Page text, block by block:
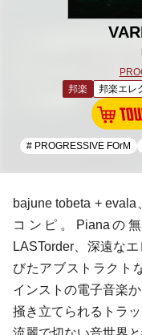
邦楽
邦楽エレ
# PROGRESSIVE FOrM
bajune tobeta + evala
コンピ。
Piana の
LASTorder 、深遠な
びたアブストラクト
インストの電子音楽
掻き立てられるトラ